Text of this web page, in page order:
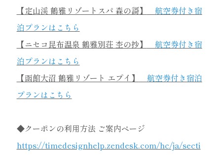
【定山渓 鶴雅リゾートスパ 森の謌】
航空券付き宿
泊プランはこちら
【ニセコ昆布温泉 鶴雅別荘 杢の抄】
航空券付き宿
泊プランはこちら
【函館大沼 鶴雅リゾート エプイ】
航空券付き宿泊
プランはこちら
◆クーポンの利用方法 ご案内ページ
https://timedesignhelp.zendesk.com/hc/ja/secti